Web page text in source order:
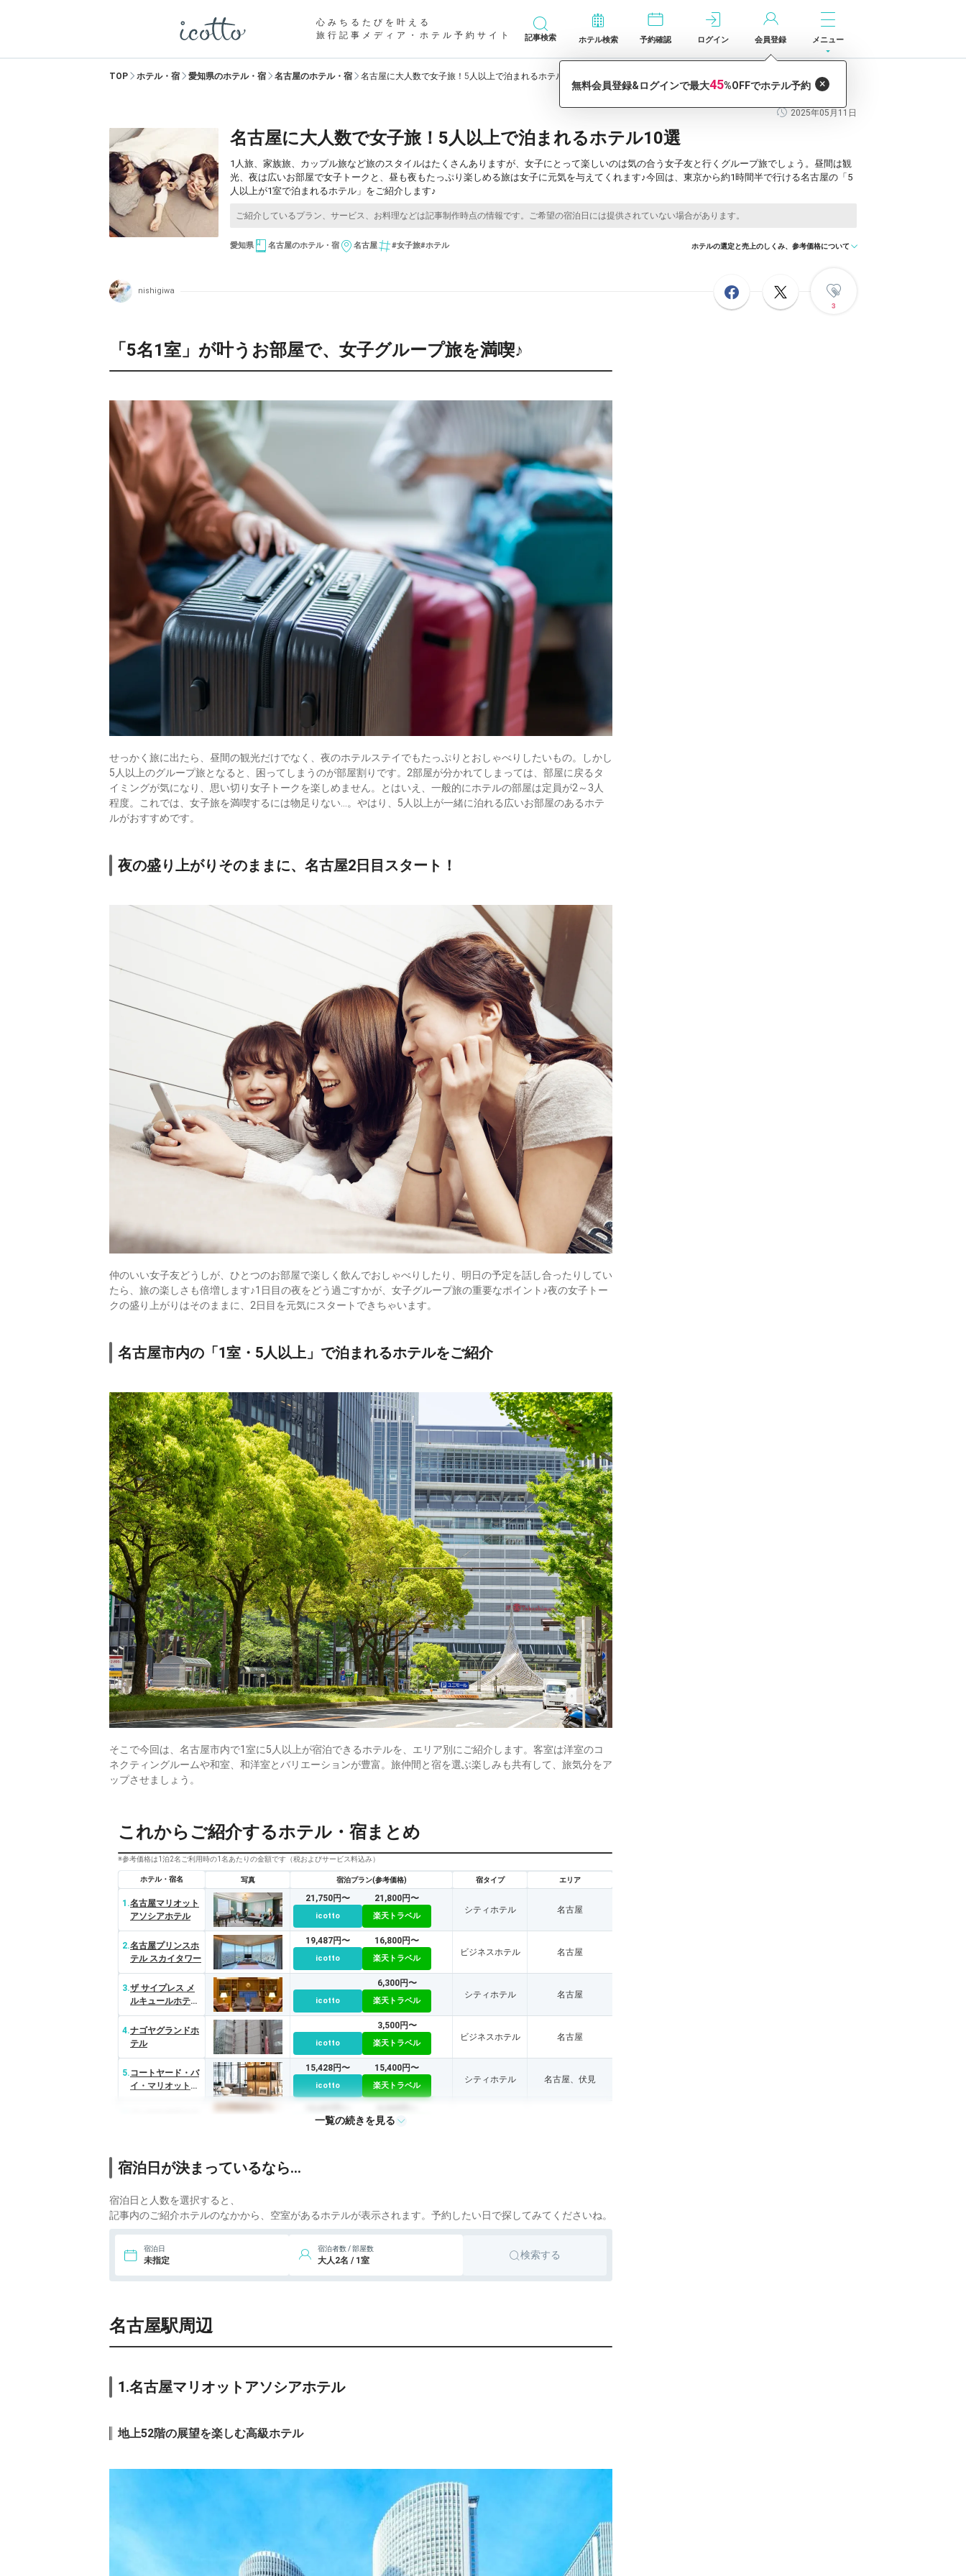
心みちるたびを叶える
旅行記事メディア・ホテル予約サイト
記事検索 ホテル検索 予約確認 ログイン 会員登録 メニュー
TOP ホテル・宿 愛知県のホテル・宿 名古屋のホテル・宿 名古屋に大人数で女子旅！5人以上で泊まれるホテル10選
2025年05月11日
名古屋に大人数で女子旅！5人以上で泊まれるホテル10選
1人旅、家族旅、カップル旅など旅のスタイルはたくさんありますが、女子にとって楽しいのは気の合う女子友と行くグループ旅でしょう。昼間は観
光、夜は広いお部屋で女子トークと、昼も夜もたっぷり楽しめる旅は女子に元気を与えてくれます♪今回は、東京から約1時間半で行ける名古屋の「5
人以上が1室で泊まれるホテル」をご紹介します♪
愛知県 名古屋のホテル・宿 名古屋 #女子旅#ホテル ホテルの選定と売上のしくみ、参考価格について
nishigiwa
3
「5名1室」が叶うお部屋で、女子グループ旅を満喫♪
せっかく旅に出たら、昼間の観光だけでなく、夜のホテルステイでもたっぷりとおしゃべりしたいもの。しかし
5人以上のグループ旅となると、困ってしまうのが部屋割りです。2部屋が分かれてしまっては、部屋に戻るタ
イミングが気になり、思い切り女子トークを楽しめません。とはいえ、一般的にホテルの部屋は定員が2～3人
程度。これでは、女子旅を満喫するには物足りない…。やはり、5人以上が一緒に泊れる広いお部屋のあるホテ
ルがおすすめです。
夜の盛り上がりそのままに、名古屋2日目スタート！
仲のいい女子友どうしが、ひとつのお部屋で楽しく飲んでおしゃべりしたり、明日の予定を話し合ったりしてい
たら、旅の楽しさも倍増します♪1日目の夜をどう過ごすかが、女子グループ旅の重要なポイント♪夜の女子トー
クの盛り上がりはそのままに、2日目を元気にスタートできちゃいます。
名古屋市内の「1室・5人以上」で泊まれるホテルをご紹介
そこで今回は、名古屋市内で1室に5人以上が宿泊できるホテルを、エリア別にご紹介します。客室は洋室のコ
ネクティングルームや和室、和洋室とバリエーションが豊富。旅仲間と宿を選ぶ楽しみも共有して、旅気分をア
ップさせましょう。
これからご紹介するホテル・宿まとめ
※参考価格は1泊2名ご利用時の1名あたりの金額です（税およびサービス料込み）
ホテル・宿名 写真 宿泊プラン(参考価格) 宿タイプ エリア
1.名古屋マリオット
アソシアホテル
21,750円〜
icotto
21,800円〜
楽天トラベル
シティホテル 名古屋
2.名古屋プリンスホ
テル スカイタワー
19,487円〜
icotto
16,800円〜
楽天トラベル
ビジネスホテル 名古屋
3.ザ サイプレス メ
ルキュールホテル
名古屋
icotto
6,300円〜
楽天トラベル
シティホテル 名古屋
4.ナゴヤグランドホ
テル
icotto
3,500円〜
楽天トラベル
ビジネスホテル 名古屋
5.コートヤード・バ
イ・マリオット名
15,428円〜
icotto
15,400円〜
楽天トラベル
シティホテル 名古屋、伏見
icotto 楽天トラベル
7.名古屋東急ホテル
8. グランドベース大
須
icotto 楽天トラベル
KKRホテル名古屋
（国家公務員共済
共済会館）
10,709円〜
icotto
10,200円〜
楽天トラベル
ビジネスホテル 名古屋
10.ハーバーロッジ
一覧の続きを見る
宿泊日が決まっているなら…
宿泊日と人数を選択すると、
記事内のご紹介ホテルのなかから、空室があるホテルが表示されます。予約したい日で探してみてくださいね。
宿泊日
未指定
宿泊者数 / 部屋数
大人2名 / 1室 検索する
名古屋駅周辺
1.名古屋マリオットアソシアホテル
地上52階の展望を楽しむ高級ホテル